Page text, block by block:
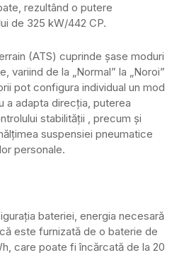
rezultând o putere
de 325 kW/442 CP.
(ATS) cuprinde șase moduri
variind de la „Normal” la „Noroi”
pot configura individual un mod
a adapta direcția, puterea
stabilității , precum și
suspensiei pneumatice
personale.
bateriei, energia necesară
este furnizată de o baterie de
care poate fi încărcată de la 20